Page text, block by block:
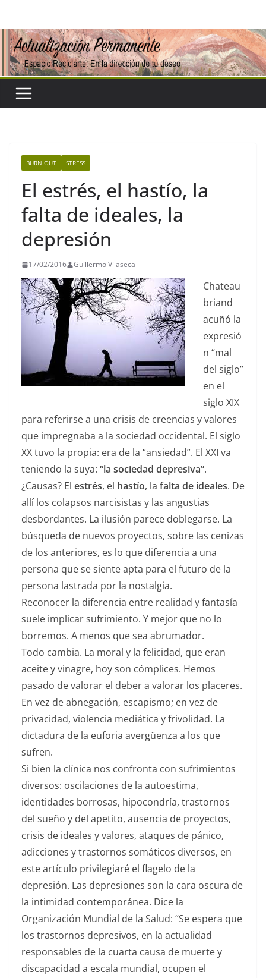
contenido
BURN OUT STRESS
El estrés, el hastío, la
falta de ideales, la
depresión
17/02/2016 Guillermo Vilaseca
Chateau
briand
acuñó la
expresió
n “mal
del siglo”
en el
siglo XIX
para referirse a una crisis de creencias y valores
que impregnaba a la sociedad occidental. El siglo
XX tuvo la propia: era de la “ansiedad”. El XXI va
teniendo la suya: “la sociedad depresiva”.
¿Causas? El estrés, el hastío, la falta de ideales. De
allí los colapsos narcisistas y las angustias
desbordantes. La ilusión parece doblegarse. La
búsqueda de nuevos proyectos, sobre las cenizas
de los anteriores, es lo que diferencia a una
persona que se siente apta para el futuro de la
persona lastrada por la nostalgia.
Reconocer la diferencia entre realidad y fantasía
suele implicar sufrimiento. Y mejor que no lo
borremos. A menos que sea abrumador.
Todo cambia. La moral y la felicidad, que eran
aceite y vinagre, hoy son cómplices. Hemos
pasado de valorar el deber a valorar los placeres.
En vez de abnegación, escapismo; en vez de
privacidad, violencia mediática y frivolidad. La
dictadura de la euforia avergüenza a los que
sufren.
Si bien la clínica nos confronta con sufrimientos
diversos: oscilaciones de la autoestima,
identidades borrosas, hipocondría, trastornos
del sueño y del apetito, ausencia de proyectos,
crisis de ideales y valores, ataques de pánico,
adicciones y trastornos somáticos diversos, en
este artículo privilegiaré el flagelo de la
depresión. Las depresiones son la cara oscura de
la intimidad contemporánea. Dice la
Organización Mundial de la Salud: “Se espera que
los trastornos depresivos, en la actualidad
responsables de la cuarta causa de muerte y
discapacidad a escala mundial, ocupen el